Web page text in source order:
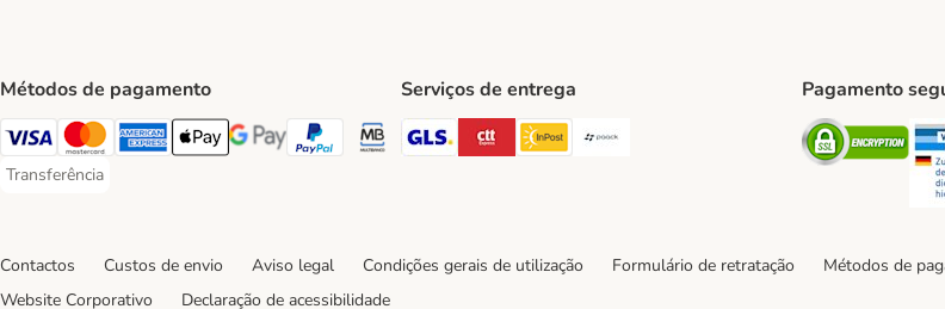
Métodos de pagamento
Visa Payment Method
Mastercard Payment Method
American Express Payment Method
Apple Pay Payment Method
Google Pay Payment Method
PayPal Payment Method
Multibanco Payment Method
Transferência
Transferência Payment Method
Serviços de entrega
GLS Shipping Method
CTTExpress Shipping Method
InPost Shipping Method
Paack Shipping Method
Pagamento
Contactos Custos de envio Aviso legal Condições gerais de utilização Formulário de retratação Métodos de
Website Corporativo
Declaração de acessibilidade